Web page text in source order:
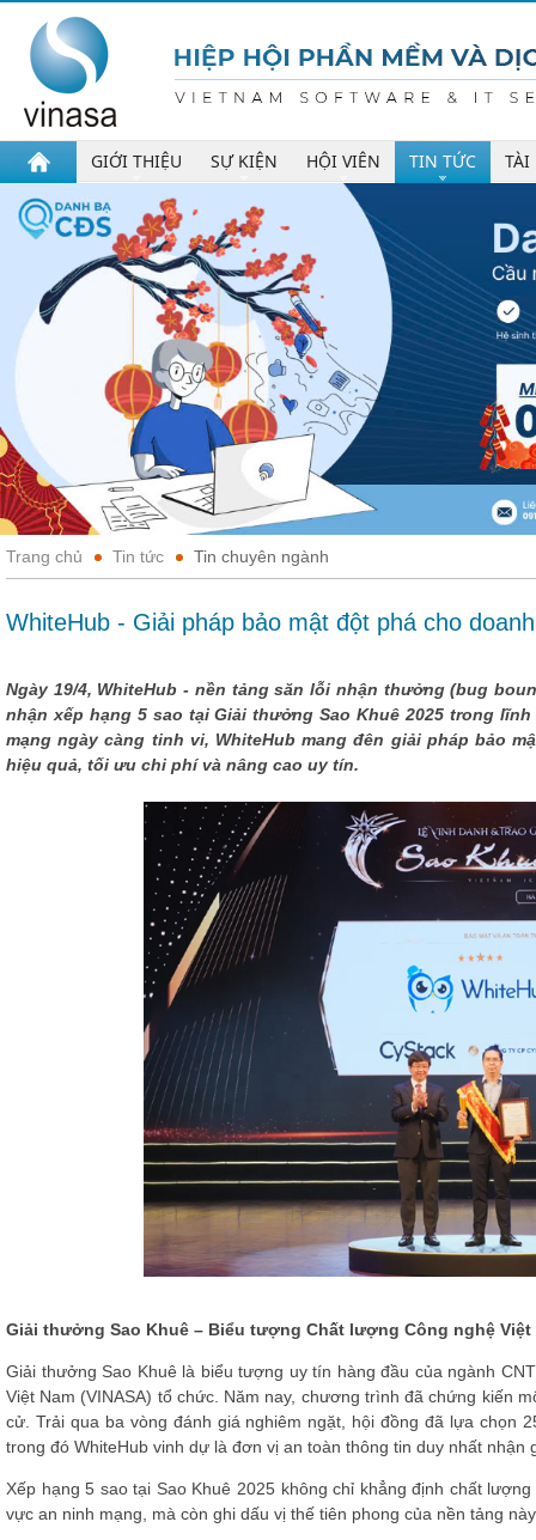
GIỚI THIỆU SỰ KIỆN HỘI VIÊN TIN TỨC TÀI
Trang chủ Tin tức Tin chuyên ngành
WhiteHub - Giải pháp bảo mật đột phá cho
Ngày 19/4, WhiteHub - nền tảng săn lỗi nhận thưởng (bug
nhận xếp hạng 5 sao tại Giải thưởng Sao Khuê 2025 trong
mạng ngày càng tinh vi, WhiteHub mang đên giải pháp bảo
hiệu quả, tối ưu chi phí và nâng cao uy tín.
Giải thưởng Sao Khuê – Biểu tượng Chất lượng Công nghệ Việt
Giải thưởng Sao Khuê là biểu tượng uy tín hàng đầu của ngành
Việt Nam (VINASA) tổ chức. Năm nay, chương trình đã chứng kiến
cử. Trải qua ba vòng đánh giá nghiêm ngặt, hội đồng đã lựa chọn
trong đó WhiteHub vinh dự là đơn vị an toàn thông tin duy nhất nhận
Xếp hạng 5 sao tại Sao Khuê 2025 không chỉ khẳng định chất
vực an ninh mạng, mà còn ghi dấu vị thế tiên phong của nền tảng